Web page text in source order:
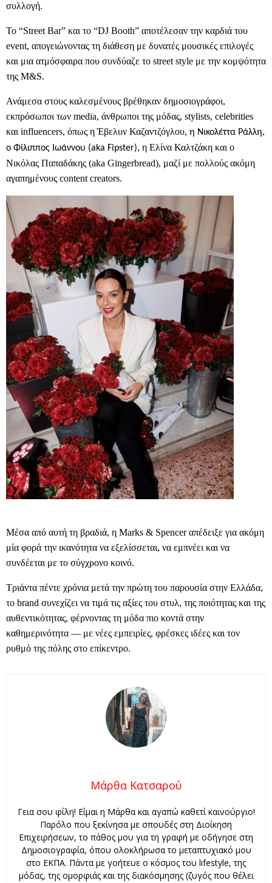
συλλογή.
Το “Street Bar” και το “DJ Booth” αποτέλεσαν την καρδιά του
event, απογειώνοντας τη διάθεση με δυνατές μουσικές επιλογές
και μια ατμόσφαιρα που συνδύαζε το street style με την κομψότητα
της M&S.
Ανάμεσα στους καλεσμένους βρέθηκαν δημοσιογράφοι,
εκπρόσωποι των media, άνθρωποι της μόδας, stylists, celebrities
και influencers, όπως η Έβελυν Καζαντζόγλου, η Νικολέττα Ράλλη,
ο Φίλιππος Ιωάννου (aka Fipster), η Ελίνα Καλτζάκη και ο
Νικόλας Παπαδάκης (aka Gingerbread), μαζί με πολλούς ακόμη
αγαπημένους content creators.
Μέσα από αυτή τη βραδιά, η Marks & Spencerαπέδειξε για ακόμη
μία φορά την ικανότητα να εξελίσσεται, να εμπνέει και να
συνδέεται με το σύγχρονο κοινό.
Τριάντα πέντε χρόνια μετά την πρώτη του παρουσία στην Ελλάδα,
το brand συνεχίζει να τιμά τις αξίες του στυλ, της ποιότητας και της
αυθεντικότητας, φέρνοντας τη μόδα πιο κοντά στην
καθημερινότητα — με νέες εμπειρίες, φρέσκες ιδέες και τον
ρυθμό της πόλης στο επίκεντρο.
Μάρθα Κατσαρού
Γεια σου φίλη! Είμαι η Μάρθα και αγαπώ καθετί καινούργιο!
Παρόλο που ξεκίνησα με σπουδές στη Διοίκηση
Επιχειρήσεων, το πάθος μου για τη γραφή με οδήγησε στη
Δημοσιογραφία, όπου ολοκλήρωσα το μεταπτυχιακό μου
στο ΕΚΠΑ. Πάντα με γοήτευε ο κόσμος του lifestyle, της
μόδας, της ομορφιάς και της διακόσμησης (ζυγός που θέλει